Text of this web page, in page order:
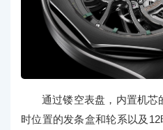
通过镂空表盘，内置机芯
时位置的发条盒和轮系以及